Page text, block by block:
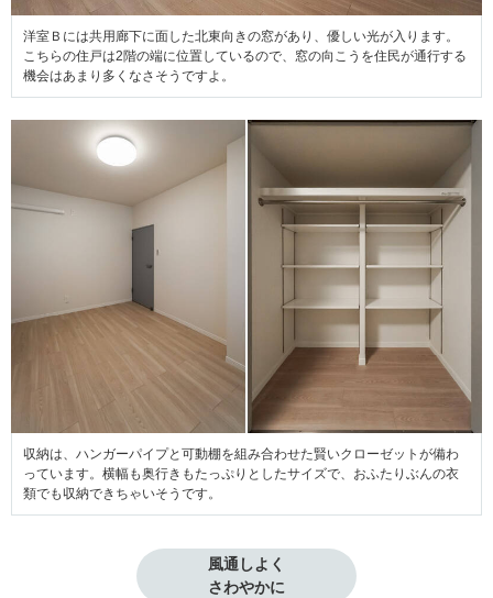
洋室Ｂには共用廊下に面した北東向きの窓があり、優しい光が入ります。
こちらの住戸は2階の端に位置しているので、窓の向こうを住民が通行する
機会はあまり多くなさそうですよ。
収納は、ハンガーパイプと可動棚を組み合わせた賢いクローゼットが備わ
っています。横幅も奥行きもたっぷりとしたサイズで、おふたりぶんの衣
類でも収納できちゃいそうです。
風通しよく
さわやかに